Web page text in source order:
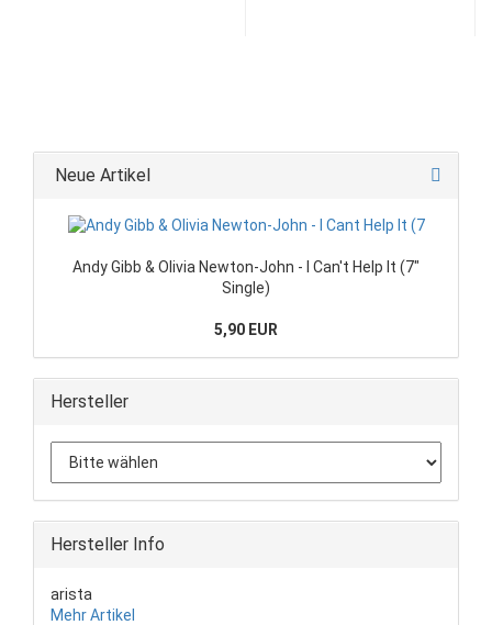
Neue Artikel
Andy Gibb & Olivia Newton-John - I Can't Help It (7"
Single)
5,90 EUR
Hersteller
Hersteller Info
arista
Mehr Artikel